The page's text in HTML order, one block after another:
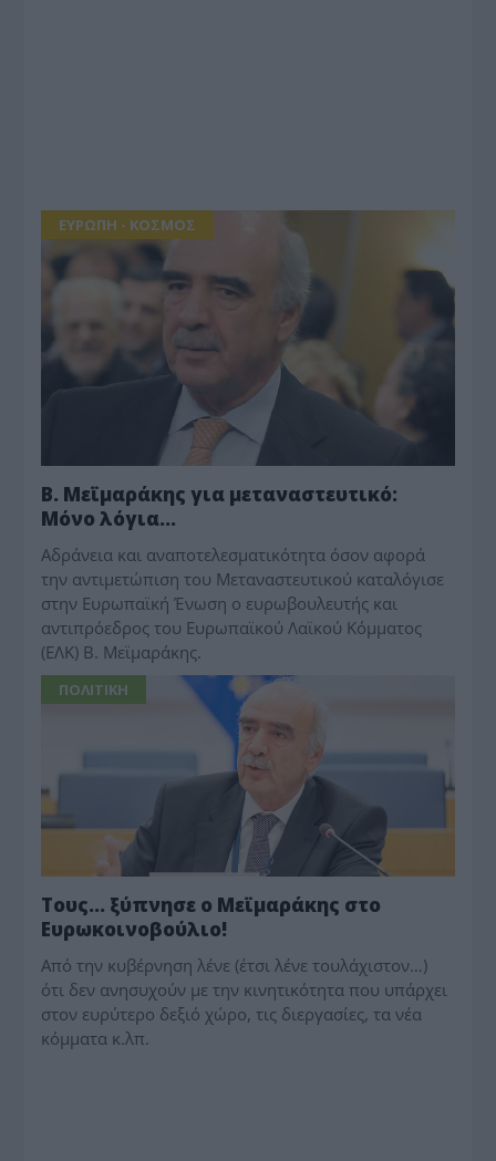
ΕΥΡΩΠΗ - ΚΟΣΜΟΣ
Β. Μεϊμαράκης για μεταναστευτικό:
Μόνο λόγια…
Αδράνεια και αναποτελεσματικότητα όσον αφορά
την αντιμετώπιση του Μεταναστευτικού καταλόγισε
στην Ευρωπαϊκή Ένωση ο ευρωβουλευτής και
αντιπρόεδρος του Ευρωπαϊκού Λαϊκού Κόμματος
(ΕΛΚ) Β. Μεϊμαράκης.
ΠΟΛΙΤΙΚΗ
Τους… ξύπνησε ο Μεϊμαράκης στο
Ευρωκοινοβούλιο!
Από την κυβέρνηση λένε (έτσι λένε τουλάχιστον…)
ότι δεν ανησυχούν με την κινητικότητα που υπάρχει
στον ευρύτερο δεξιό χώρο, τις διεργασίες, τα νέα
κόμματα κ.λπ.